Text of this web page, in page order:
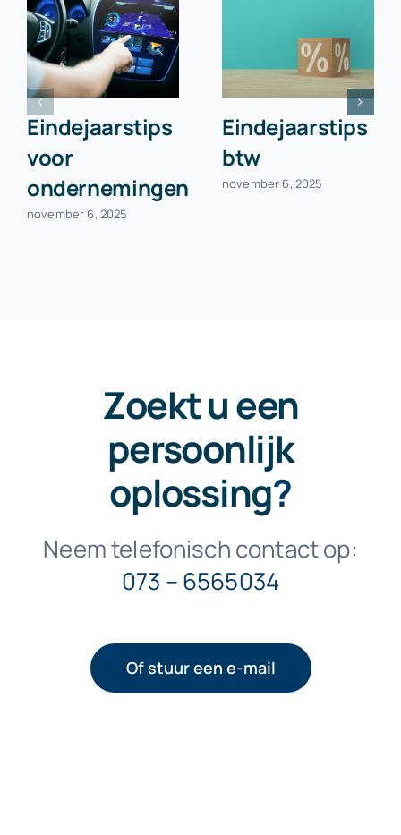
Eindejaarstips
voor
ondernemingen
november 6, 2025
Eindejaarstips
btw
november 6, 2025
Zoekt u een
persoonlijk
oplossing?
Neem telefonisch contact op:
073 – 6565034
Of stuur een e-mail